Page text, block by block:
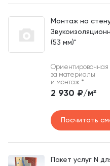
Монтаж на
(53 мм)"
Ориентировочная
за материалы
и монтаж *
2 930 ₽/м²
Посчитать
Пакет услуг N